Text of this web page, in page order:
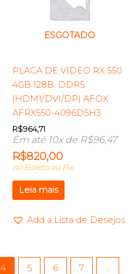
ESGOTADO
PLACA DE VIDEO RX 550
4GB 128B. DDR5
(HDMI/DVI/DP) AFOX
AFRX550-4096D5H3
R$964,71
Em até 10x de R$96,47
R$820,00
no Boleto ou Pix
Leia mais
Add a Lista de Desejos
4 5 6 7